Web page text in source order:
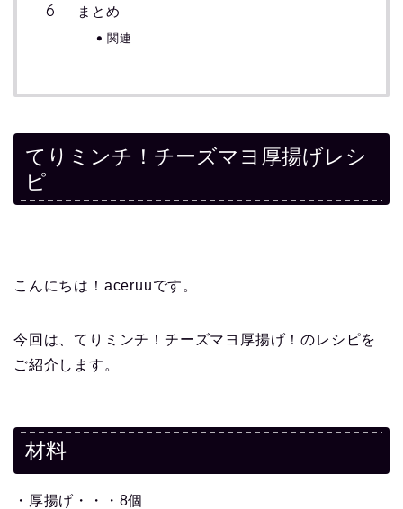
まとめ
関連
てりミンチ！チーズマヨ厚揚げレシ
ピ
こんにちは！aceruuです。
今回は、てりミンチ！チーズマヨ厚揚げ！のレシピを
ご紹介します。
材料
・厚揚げ・・・8個